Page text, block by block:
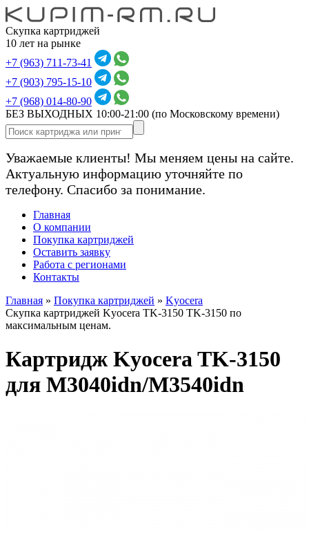
Скупка картриджей
10 лет на рынке
+7 (963) 711-73-41
+7 (903) 795-15-10
+7 (968) 014-80-90
БЕЗ ВЫХОДНЫХ 10:00-21:00 (по Московскому времени)
Уважаемые клиенты! Мы меняем цены на сайте.
Актуальную информацию уточняйте по
телефону. Спасибо за понимание.
Главная
О компании
Покупка картриджей
Оставить заявку
Работа с регионами
Контакты
Главная » Покупка картриджей » Kyocera
Скупка картриджей Kyocera TK-3150 TK-3150 по
максимальным ценам.
Картридж Kyocera TK-3150
для M3040idn/M3540idn